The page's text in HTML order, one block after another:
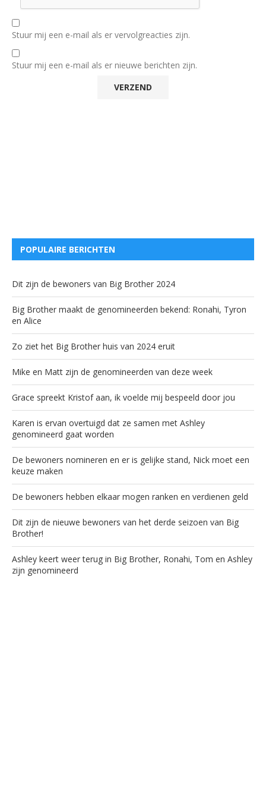
Stuur mij een e-mail als er vervolgreacties zijn.
Stuur mij een e-mail als er nieuwe berichten zijn.
POPULAIRE BERICHTEN
Dit zijn de bewoners van Big Brother 2024
Big Brother maakt de genomineerden bekend: Ronahi, Tyron
en Alice
Zo ziet het Big Brother huis van 2024 eruit
Mike en Matt zijn de genomineerden van deze week
Grace spreekt Kristof aan, ik voelde mij bespeeld door jou
Karen is ervan overtuigd dat ze samen met Ashley
genomineerd gaat worden
De bewoners nomineren en er is gelijke stand, Nick moet een
keuze maken
De bewoners hebben elkaar mogen ranken en verdienen geld
Dit zijn de nieuwe bewoners van het derde seizoen van Big
Brother!
Ashley keert weer terug in Big Brother, Ronahi, Tom en Ashley
zijn genomineerd